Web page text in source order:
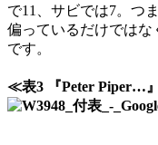
で11、サビでは7。つ
偏っているだけでは
です。
≪表3 『Peter Piper…